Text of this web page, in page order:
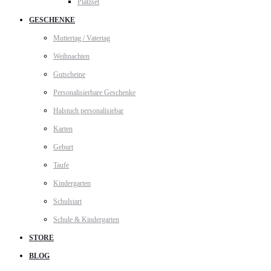
Platzset
GESCHENKE
Muttertag / Vatertag
Weihnachten
Gutscheine
Personalisierbare Geschenke
Halstuch personalisiebar
Karten
Geburt
Taufe
Kindergarten
Schulstart
Schule & Kindergarten
STORE
BLOG